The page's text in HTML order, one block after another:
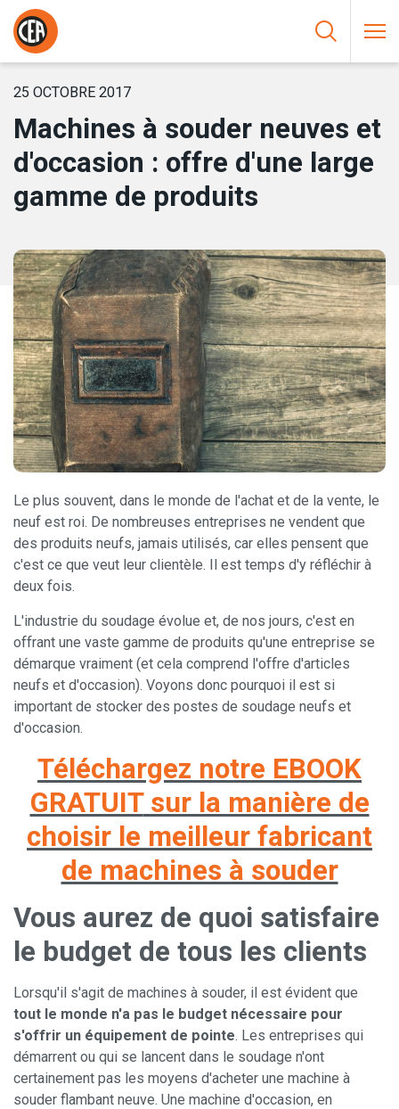
Aller au contenu
HOME/
D’OCCASION : OFFRE D’UNE LARGE GAMME DE PRODUITS
25 OCTOBRE 2017
Machines à souder neuves et
d'occasion : offre d'une large
gamme de produits
Le plus souvent, dans le monde de l'achat et de la vente, le
neuf est roi. De nombreuses entreprises ne vendent que
des produits neufs, jamais utilisés, car elles pensent que
c'est ce que veut leur clientèle. Il est temps d'y réfléchir à
deux fois.
L'industrie du soudage évolue et, de nos jours, c'est en
offrant une vaste gamme de produits qu'une entreprise se
démarque vraiment (et cela comprend l'offre d'articles
neufs et d'occasion). Voyons donc pourquoi il est si
important de stocker des postes de soudage neufs et
d'occasion.
Téléchargez notre EBOOK
GRATUITsur la manière de
choisir le meilleur fabricant
de machines à souder
Vous aurez de quoi satisfaire
le budget de tous les clients
Lorsqu'il s'agit de machines à souder, il est évident que
tout le monde n'a pas le budget nécessaire pour
s'offrir un équipement de pointe. Les entreprises qui
démarrent ou qui se lancent dans le soudage n'ont
certainement pas les moyens d'acheter une machine à
souder flambant neuve. Une machine d'occasion, en